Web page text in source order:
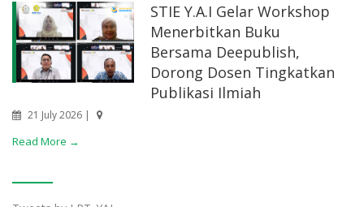
STIE Y.A.I Gelar Workshop
Menerbitkan Buku
Bersama Deepublish,
Dorong Dosen Tingkatkan
Publikasi Ilmiah
21 July 2026 |
Read More →